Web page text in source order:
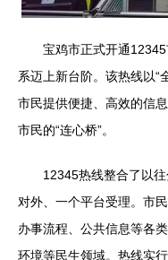
宝鸡市正式开通
系迈上新台阶。该热线以“
市民提供便捷、高效的信
市民的“连心桥”。
12345热线整合了以
对外、一个平台受理。市
办事流程、公共信息等各
环境等民生领域。热线实